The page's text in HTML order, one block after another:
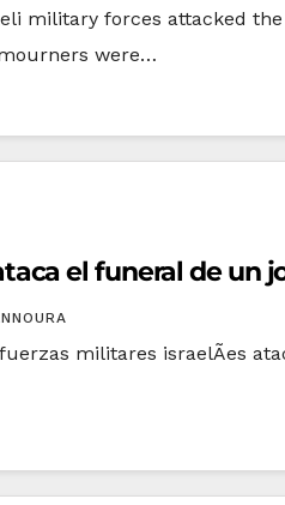
military forces attacked
were…
el funeral de un
militares israelÃ­es